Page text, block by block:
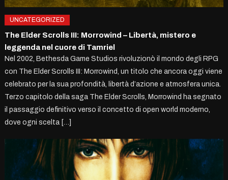
UNCATEGORIZED
The Elder Scrolls III: Morrowind – Libertà, mistero e
leggenda nel cuore di Tamriel
Nel 2002, Bethesda Game Studios rivoluzionò il mondo degli RPG
con The Elder Scrolls III: Morrowind, un titolo che ancora oggi viene
celebrato per la sua profondità, libertà d’azione e atmosfera unica.
Terzo capitolo della saga The Elder Scrolls, Morrowind ha segnato
il passaggio definitivo verso il concetto di open world moderno,
dove ogni scelta […]